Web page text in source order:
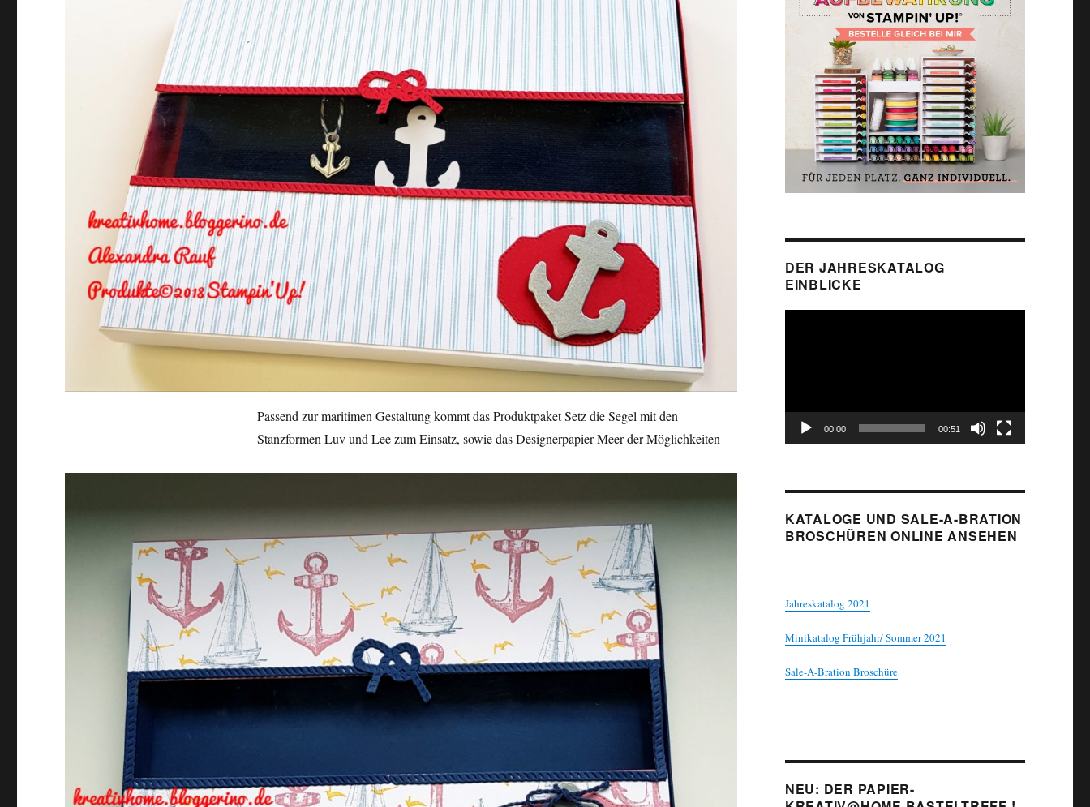
Passend zur maritimen Gestaltung kommt das Produktpaket Setz die Segel mit den
Stanzformen Luv und Lee zum Einsatz, sowie das Designerpapier Meer der Möglichkeiten
DER JAHRESKATALOG
EINBLICKE
00:00 00:51
KATALOGE UND SALE-A-BRATION
BROSCHÜREN ONLINE ANSEHEN
Jahreskatalog 2021
Minikatalog Frühjahr/ Sommer 2021
Sale-A-Bration Broschüre
NEU: DER PAPIER-